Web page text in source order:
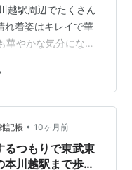
越駅周辺でたくさん
れ着姿はキレイで華
やかな気分になっ
ごった返していま
を祈るばかりです(^^)
うございました(^^)
記帳 • 10ヶ月前
るつもりで東武東
川越駅まで歩い